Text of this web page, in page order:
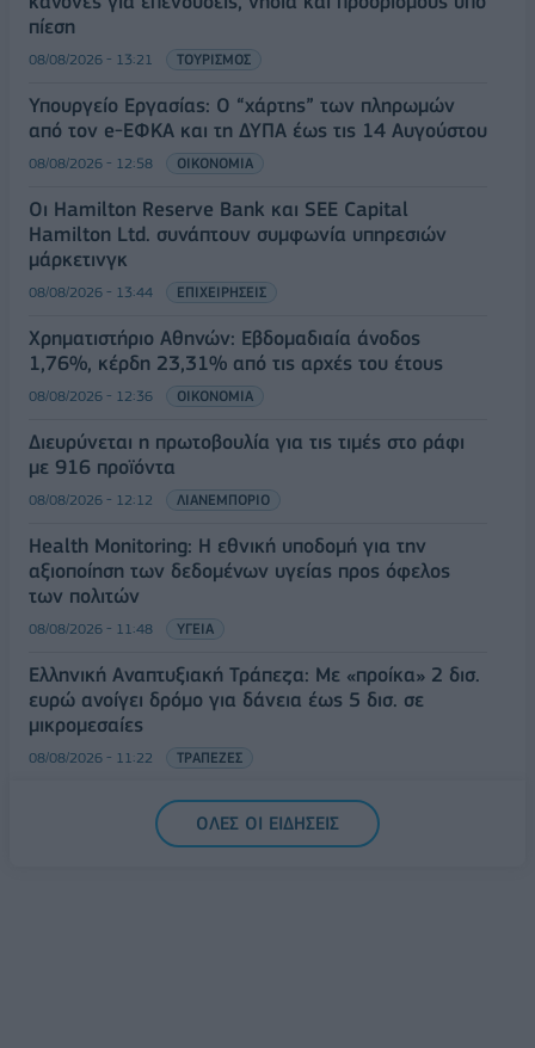
πίεση
08/08/2026 - 13:21 ΤΟΥΡΙΣΜΟΣ
Υπουργείο Εργασίας: Ο “χάρτης” των πληρωμών
από τον e-ΕΦΚΑ και τη ΔΥΠΑ έως τις 14 Αυγούστου
08/08/2026 - 12:58 ΟΙΚΟΝΟΜΙΑ
Οι Hamilton Reserve Bank και SEE Capital
Hamilton Ltd. συνάπτουν συμφωνία υπηρεσιών
μάρκετινγκ
08/08/2026 - 13:44 ΕΠΙΧΕΙΡΗΣΕΙΣ
Χρηματιστήριο Αθηνών: Εβδομαδιαία άνοδος
1,76%, κέρδη 23,31% από τις αρχές του έτους
08/08/2026 - 12:36 ΟΙΚΟΝΟΜΙΑ
Διευρύνεται η πρωτοβουλία για τις τιμές στο ράφι
με 916 προϊόντα
08/08/2026 - 12:12 ΛΙΑΝΕΜΠΟΡΙΟ
Health Monitoring: Η εθνική υποδομή για την
αξιοποίηση των δεδομένων υγείας προς όφελος
των πολιτών
08/08/2026 - 11:48 ΥΓΕΙΑ
Ελληνική Αναπτυξιακή Τράπεζα: Με «προίκα» 2 δισ.
ευρώ ανοίγει δρόμο για δάνεια έως 5 δισ. σε
μικρομεσαίες
08/08/2026 - 11:22 ΤΡΑΠΕΖΕΣ
5G παντού, 6G στον ορίζοντα: Πού βρίσκεται η
Ελλάδα στη μεγάλη τεχνολογική μετάβαση
ΟΛΕΣ ΟΙ ΕΙΔΗΣΕΙΣ